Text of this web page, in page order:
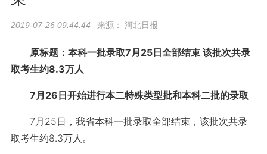
2019-07-26 09:44:44 来源： 河北日报
原标题：本科一批录取7月25日全部结束 该批次共录
取考生约8.3万人
7月26日开始进行本二特殊类型批和本科二批的录取
7月25日，我省本科一批录取全部结束，该批次共录
取考生约8.3万人。